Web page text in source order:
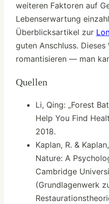
weiteren Faktoren auf
Lebenserwartung
Überblicksartikel zur
guten Anschluss.
romantisieren — man
Quellen
Li, Qing: „Forest
Help You Find
2018.
Kaplan, R. &
Nature: A
Cambridge
(Grundlagenwerk